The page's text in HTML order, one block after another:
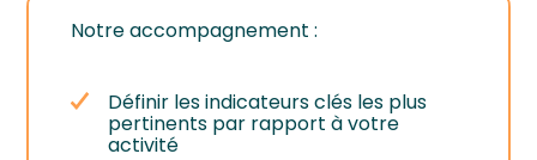
Notre accompagnement :
Définir les indicateurs clés les plus
pertinents par rapport à votre
activité